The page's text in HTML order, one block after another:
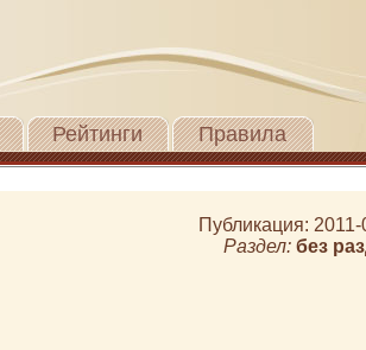
Рейтинги Правила
Публикация:
Раздел: без